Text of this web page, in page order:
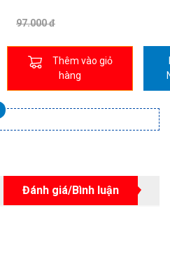
97.000 đ
Thêm vào giỏ
hàng
Đánh giá/Bình luận